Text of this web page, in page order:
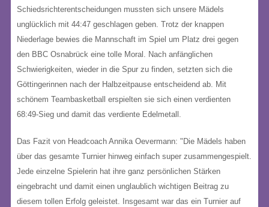
Schiedsrichterentscheidungen mussten sich unsere Mädels
unglücklich mit 44:47 geschlagen geben. Trotz der knappen
Niederlage bewies die Mannschaft im Spiel um Platz drei gegen
den BBC Osnabrück eine tolle Moral . Nach anfänglichen
Schwierigkeiten, wieder in die Spur zu finden, setzten sich die
Göttingerinnen nach der Halbzeitpause entscheidend ab. Mit
schönem Teambasketball erspielten sie sich einen verdienten
68:49-Sieg und damit das verdiente Edelmetall .
Das Fazit von Headcoach Annika Oevermann: "Die Mädels haben
über das gesamte Turnier hinweg einfach super zusammengespielt.
Jede einzelne Spielerin hat ihre ganz persönlichen Stärken
eingebracht und damit einen unglaublich wichtigen Beitrag zu
diesem tollen Erfolg geleistet. Insgesamt war das ein Turnier auf